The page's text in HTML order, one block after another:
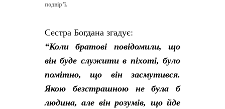
подвір’ї.
Сестра Богдана згадує:
“Коли братові повідомили, що
він буде служити в піхоті, було
помітно, що він засмутився.
Якою безстрашною не була б
людина, але він розумів, що йде